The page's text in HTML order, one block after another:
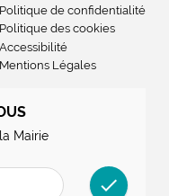
Politique de confidentialité
Politique des cookies
Accessibilité
Mentions Légales
Mairie
check